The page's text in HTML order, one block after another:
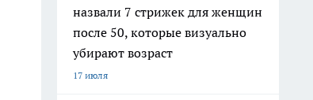
назвали 7 стрижек для женщин
после 50, которые визуально
убирают возраст
17 июля